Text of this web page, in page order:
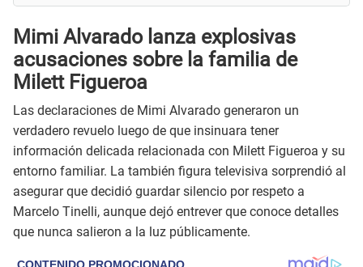
Mimi Alvarado lanza explosivas
acusaciones sobre la familia de
Milett Figueroa
Las declaraciones de Mimi Alvarado generaron un
verdadero revuelo luego de que insinuara tener
información delicada relacionada con Milett Figueroa y su
entorno familiar. La también figura televisiva sorprendió al
asegurar que decidió guardar silencio por respeto a
Marcelo Tinelli, aunque dejó entrever que conoce detalles
que nunca salieron a la luz públicamente.